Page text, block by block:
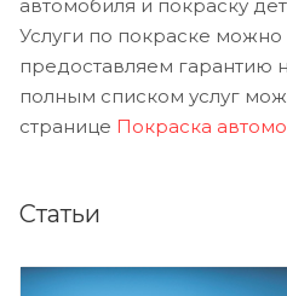
автомобиля и покраску
Услуги по покраске
предоставляем гарантию
полным списком услуг
странице Покраска
Статьи